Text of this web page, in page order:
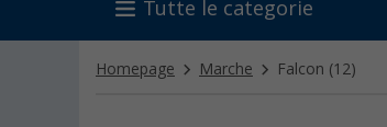
Tutte le categorie
Homepage Marche Falcon (12)